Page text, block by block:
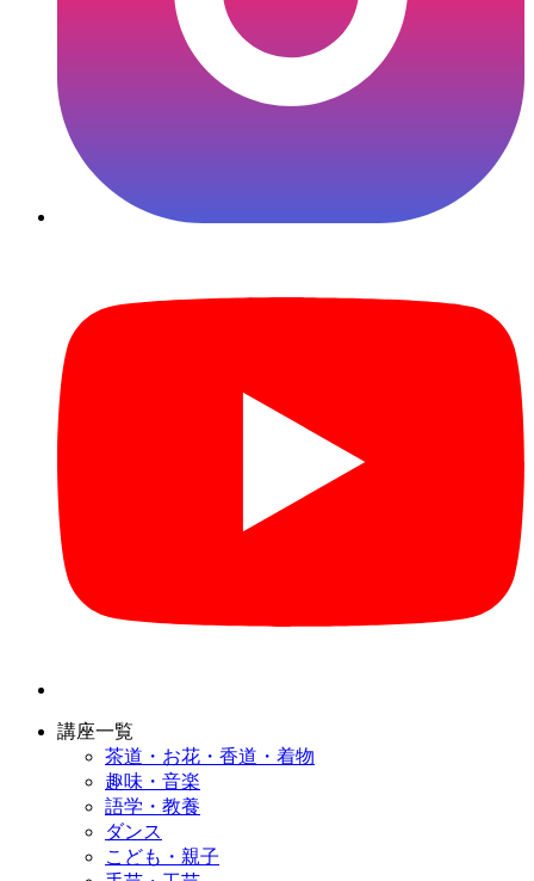
講座一覧
茶道・お花・香道・着物
趣味・音楽
語学・教養
ダンス
こども・親子